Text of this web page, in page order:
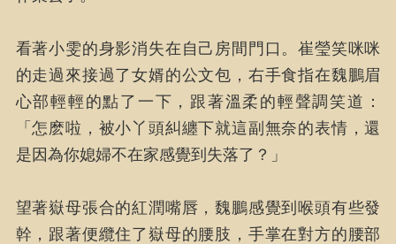
看著小雯的身影消失在自己房間門口。崔瑩笑咪咪
的走過來接過了女婿的公文包，右手食指在魏鵬眉
心部輕輕的點了一下，跟著溫柔的輕聲調笑道：
「怎麽啦，被小丫頭糾纏下就這副無奈的表情，還
是因為你媳婦不在家感覺到失落了？」
望著嶽母張合的紅潤嘴唇，魏鵬感覺到喉頭有些發
幹，跟著便纜住了嶽母的腰肢，手掌在對方的腰部